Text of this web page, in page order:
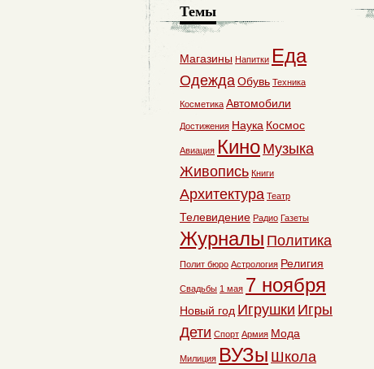
Темы
Магазины Напитки Еда
ОдеждаОбувь Техника
Косметика Автомобили
Достижения Наука Космос
Авиация Кино Музыка
Живопись Книги
Архитектура Театр
Телевидение Радио Газеты
Журналы Политика
Полит бюро Астрология Религия
Свадьбы 1 мая 7 ноября
Новый год Игрушки Игры
Дети Спорт Армия Мода
Милиция ВУЗы Школа